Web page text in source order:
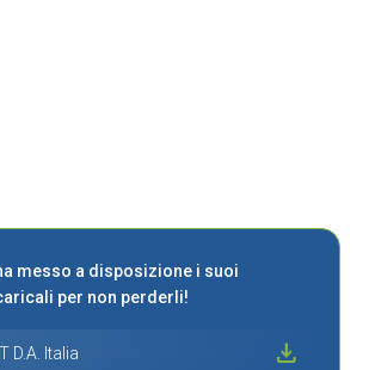
messo a disposizione i suoi
per non perderli!
D.A. Italia download